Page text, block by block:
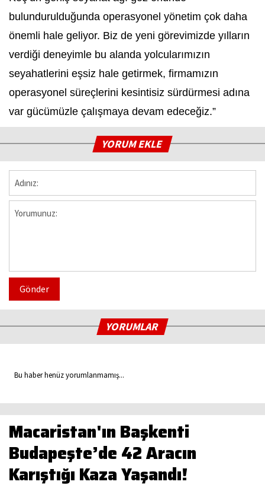
bulundurulduğunda operasyonel yönetim çok daha
önemli hale geliyor. Biz de yeni görevimizde yılların
verdiği deneyimle bu alanda yolcularımızın
seyahatlerini eşsiz hale getirmek, firmamızın
operasyonel süreçlerini kesintisiz sürdürmesi adına
var gücümüzle çalışmaya devam edeceğiz.”
YORUM EKLE
Gönder
YORUMLAR
Bu haber henüz yorumlanmamış...
Macaristan'ın Başkenti
Budapeşte’de 42 Aracın
Karıştığı Kaza Yaşandı!